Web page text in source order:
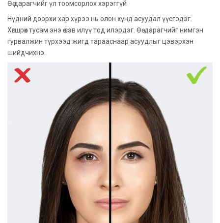
Өө дарагчийг үл тоомсорлох хэрэггүй
Нүдний доорхи хар хүрээ нь олон хүнд асуудал үүсгэдэг.
Хөгшрөх тусам энэ өө сэв илүү тод илэрдэг. Өө дарагчийг нимгэн
гурвалжин түрхээд жигд тарааснаар асуудлыг цэвэрхэн
шийдчихнэ.